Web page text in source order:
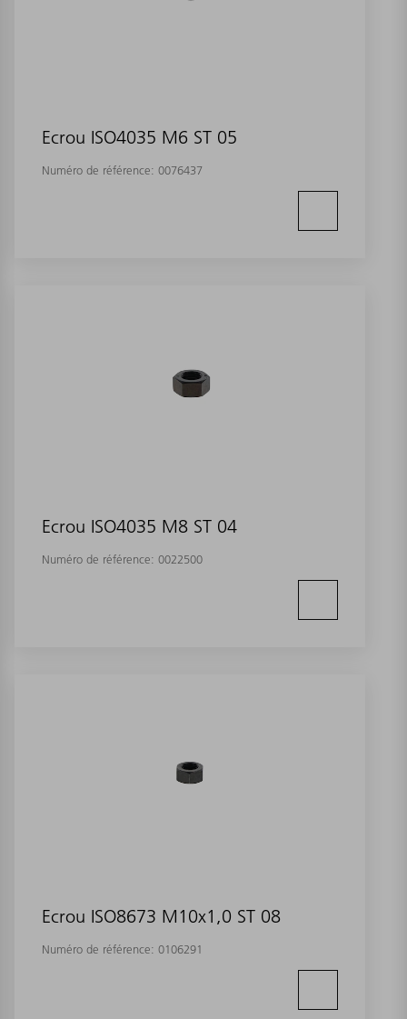
Ecrou ISO4035 M6 ST 05
Numéro de référence: 0076437
Ecrou ISO4035 M8 ST 04
Numéro de référence: 0022500
Ecrou ISO8673 M10x1,0 ST 08
Numéro de référence: 0106291